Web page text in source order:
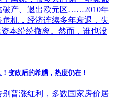
破产、退出欧元区……2010年
机，经济连续多年衰退，失
本纷纷撤离。然而，谁也没
变政后的希腊，热度仍在！
普涨红利，多数国家房价居